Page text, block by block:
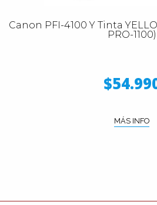
Canon PFI-4100 Y Tinta
PRO-1100)
MÁS INFO